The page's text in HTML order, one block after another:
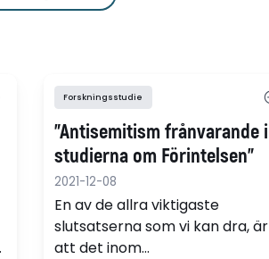
Forskningsstudie
"Antisemitism frånvarande i
studierna om Förintelsen"
2021-12-08
En av de allra viktigaste
slutsatserna som vi kan dra, är
att det inom